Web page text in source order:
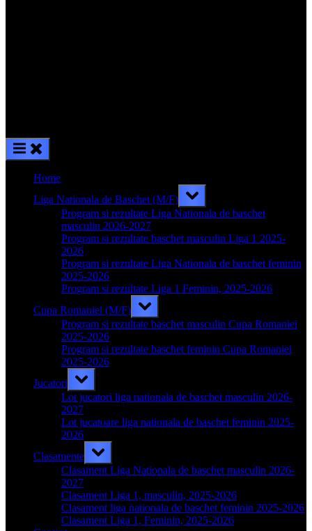
Home
Liga Nationala de Baschet (M/F)
Toggle
sub-
menu
Program si rezultate Liga Nationala de baschet
masculin 2026-2027
Program si rezultate baschet masculin Liga 1 2025-
2026
Program si rezultate Liga Nationala de baschet feminin
2025-2026
Program si rezultate Liga 1 Feminin, 2025-2026
Cupa Romaniei (M/F)
Toggle
sub-
menu
Program si rezultate baschet masculin Cupa Romaniei
2025-2026
Program si rezultate baschet feminin Cupa Romaniei
2025-2026
Jucatori
Toggle
sub-
menu
Lot jucatori liga nationala de baschet masculin 2026-
2027
Lot jucatoare liga nationala de baschet feminin 2025-
2026
Clasamente
Toggle
sub-
menu
Clasament Liga Nationala de baschet masculin 2026-
2027
Clasament Liga 1, masculin, 2025-2026
Clasament liga nationala de baschet feminin 2025-2026
Clasament Liga 1, Feminin, 2025-2026